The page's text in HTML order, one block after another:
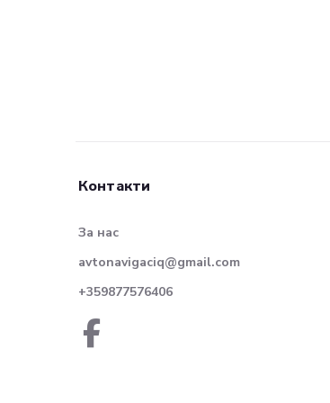
Контакти
За нас
avtonavigaciq@gmail.com
+359877576406